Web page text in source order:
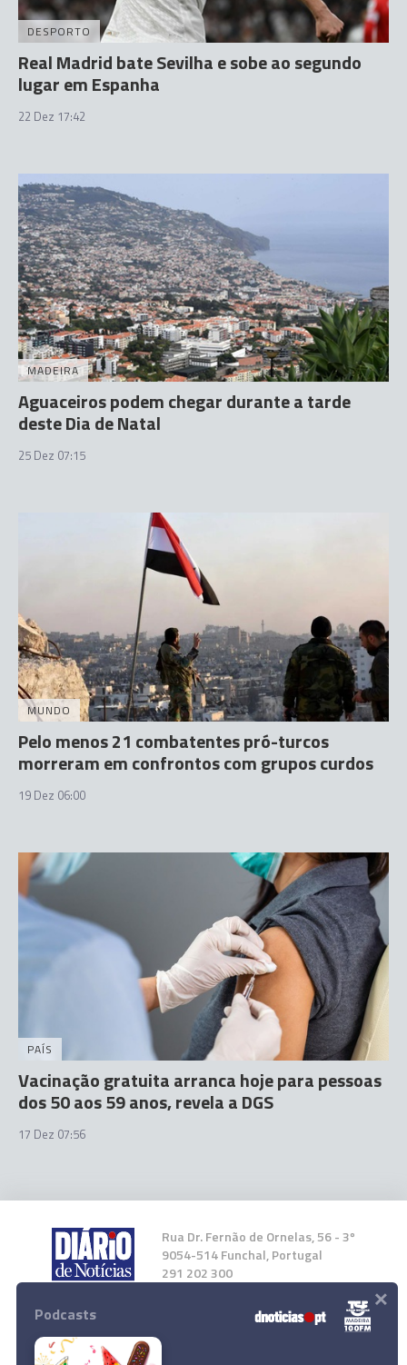
DESPORTO
Real Madrid bate Sevilha e sobe ao segundo
lugar em Espanha
22 Dez 17:42
MADEIRA
Aguaceiros podem chegar durante a tarde
deste Dia de Natal
25 Dez 07:15
MUNDO
Pelo menos 21 combatentes pró-turcos
morreram em confrontos com grupos curdos
19 Dez 06:00
PAÍS
Vacinação gratuita arranca hoje para pessoas
dos 50 aos 59 anos, revela a DGS
17 Dez 07:56
Rua Dr. Fernão de Ornelas, 56 - 3º
9054-514 Funchal, Portugal
291 202 300
Instale a nossa App
Podcasts ×